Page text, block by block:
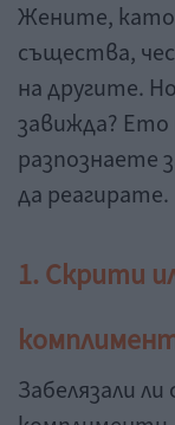
Жените, като
същества,
на другите.
завижда?
разпознаете
да реагирате.
1. Скрити
Забелязали